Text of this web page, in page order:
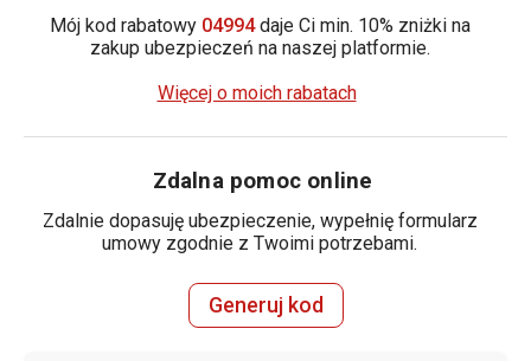
Mój kod rabatowy 04994daje Ci min. 10% zniżki na
zakup ubezpieczeń na naszej platformie.
Więcej o moich rabatach
Zdalna pomoc online
Zdalnie dopasuję ubezpieczenie, wypełnię formularz
umowy zgodnie z Twoimi potrzebami.
Generuj kod